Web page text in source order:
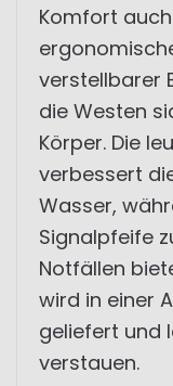
Komfort
verstellbarer
die Westen
Körper. Die
verbessert
Wasser,
Signalpfeife
Notfällen
wird in einer
geliefert und
verstauen.